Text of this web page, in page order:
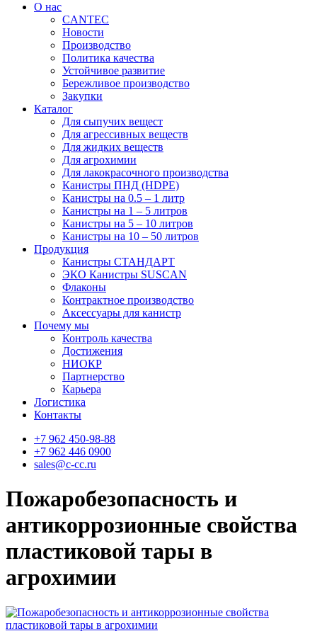
О нас
CANTEC
Новости
Производство
Политика качества
Устойчивое развитие
Бережливое производство
Закупки
Каталог
Для сыпучих вещест
Для агрессивных веществ
Для жидких веществ
Для агрохимии
Для лакокрасочного производства
Канистры ПНД (HDPE)
Канистры на 0.5 – 1 литр
Канистры на 1 – 5 литров
Канистры на 5 – 10 литров
Канистры на 10 – 50 литров
Продукция
Канистры СТАНДАРТ
ЭКО Канистры SUSCAN
Флаконы
Контрактное производство
Аксессуары для канистр
Почему мы
Контроль качества
Достижения
НИОКР
Партнерство
Карьера
Логистика
Контакты
+7 962 450-98-88
+7 962 446 0900
sales@c-cc.ru
Пожаробезопасность и
антикоррозионные свойства
пластиковой тары в
агрохимии